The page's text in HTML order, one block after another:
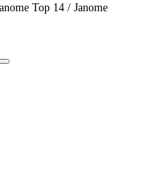
Top 14 / Janome